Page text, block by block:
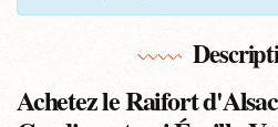
Achetez le Raifort